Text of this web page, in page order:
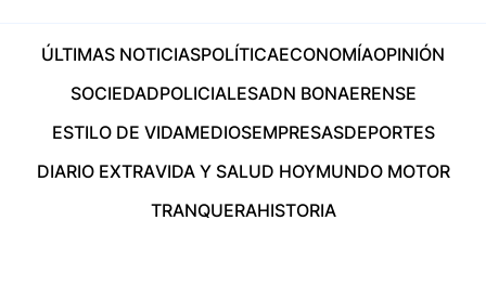
ÚLTIMAS NOTICIASPOLÍTICAECONOMÍAOPINIÓN
SOCIEDADPOLICIALESADN BONAERENSE
ESTILO DE VIDAMEDIOSEMPRESASDEPORTES
DIARIO EXTRAVIDA Y SALUD HOYMUNDO MOTOR
TRANQUERAHISTORIA